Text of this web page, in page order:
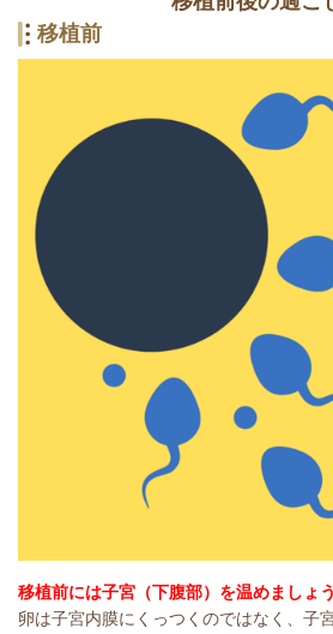
移植前
移植前には子宮（下腹部）を温めましょ
卵は子宮内膜にくっつくのではなく、子